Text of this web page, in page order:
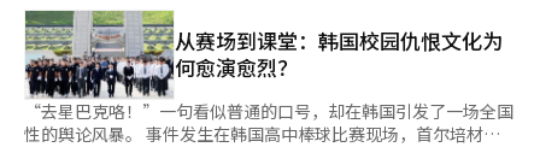
设施大多仅限会员使用或开放情况不明确。此外，在已公布开放时
间的避暑中心中，超过半数在周末及节假日不开放。受开放条件、
地理位置及固定使用群体等因素影响，不少老人更倾向于选择开放
程度更高、出入更便利的博物馆、机场等公
从赛场到课堂：韩国校园仇恨文化为
何愈演愈烈？
“去星巴克咯！”一句看似普通的口号，却在韩国引发了一场全国
性的舆论风暴。 事件发生在韩国高中棒球比赛现场，首尔培材高